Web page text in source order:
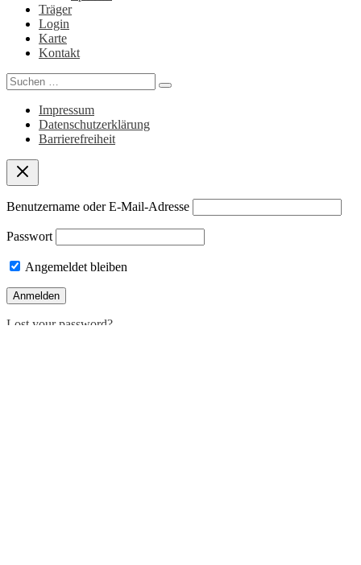
Träger
Login
Karte
Kontakt
Search
for:
Impressum
Datenschutzerklärung
Barrierefreiheit
Benutzername oder E-Mail-Adresse
Passwort
Angemeldet bleiben
Lost your password?